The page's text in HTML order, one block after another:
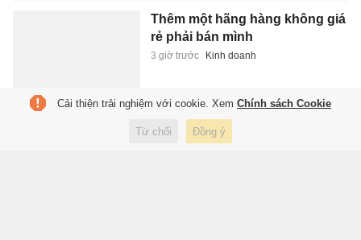
Thêm một hãng hàng không giá
rẻ phải bán mình
3 giờ trước Kinh doanh
Sân bay Thái Lan cho phép mở
hành lý kiểm tra dù chủ nhân
Cải thiện trải nghiệm với cookie. Xem Chính sách Cookie
Từ chối Đồng ý